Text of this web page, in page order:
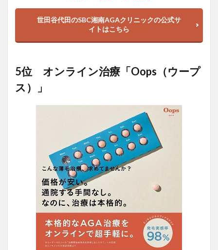
世田谷代田のSBC湘南AGAクリニックの公式サ
イトはこちら
5位 オンライン治療「Oops（ウープ
ス）」